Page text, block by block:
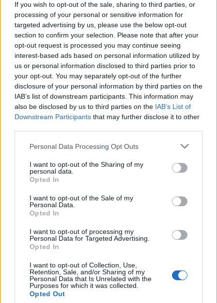
If you wish to opt-out of the sale, sharing to third parties, or
processing of your personal or sensitive information for
targeted advertising by us, please use the below opt-out
section to confirm your selection. Please note that after your
opt-out request is processed you may continue seeing
interest-based ads based on personal information utilized by
us or personal information disclosed to third parties prior to
your opt-out. You may separately opt-out of the further
disclosure of your personal information by third parties on the
IAB’s list of downstream participants. This information may
also be disclosed by us to third parties on the IAB’s List of
Downstream Participants that may further disclose it to other
Please note that this website/app uses one or more Google
not limited to your visit or usage behaviour. You may click to
grant or deny consent to Google and its third-party tags to
use your data for below specified purposes in below Google
consent section.
Personal Data Processing Opt Outs
I want to opt-out of the Sharing of my
personal data.
Opted In
I want to opt-out of the Sale of my
Personal Data.
Opted In
I want to opt-out of processing my
Personal Data for Targeted Advertising.
Opted In
I want to opt-out of Collection, Use,
Retention, Sale, and/or Sharing of my
Personal Data that Is Unrelated with the
Purposes for which it was collected.
Opted Out
Forrás:craftpassion.com
Nem is gondolnátok, hogy ezt a vízilófigurát egy
babakocsi ihlette! Tervezője egy egész szafari-
kollekció mintáját is közzétette, ha úgy érzitek, itt
nincs megállás, készítsétek el azokat is!